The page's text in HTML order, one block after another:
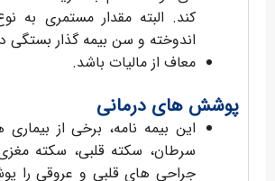
کند. البته مقدار مستمری به
اندوخته و سن بیمه گذار بستگی
معاف از مالیات باشد.
پوشش های درمانی
این بیمه نامه، برخی از
سرطان، سکته قلبی، سکته
جراحی های قلبی و عروقی را